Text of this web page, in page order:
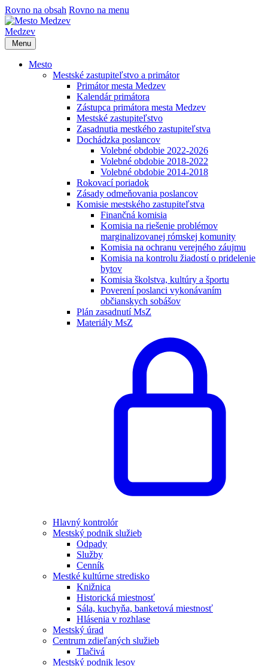
Rovno na obsah Rovno na menu
Medzev
Menu
Mesto
Mestské zastupiteľstvo a primátor
Primátor mesta Medzev
Kalendár primátora
Zástupca primátora mesta Medzev
Mestské zastupiteľstvo
Zasadnutia mestkého zastupiteľstva
Dochádzka poslancov
Volebné obdobie 2022-2026
Volebné obdobie 2018-2022
Volebné obdobie 2014-2018
Rokovací poriadok
Zásady odmeňovania poslancov
Komisie mestského zastupiteľstva
Finančná komisia
Komisia na riešenie problémov
marginalizovanej rómskej komunity
Komisia na ochranu verejného záujmu
Komisia na kontrolu žiadostí o pridelenie
bytov
Komisia školstva, kultúry a športu
Poverení poslanci vykonávaním
občianskych sobášov
Plán zasadnutí MsZ
Materiály MsZ
Hlavný kontrolór
Mestský podnik služieb
Odpady
Služby
Cenník
Mestké kultúrne stredisko
Knižnica
Historická miestnosť
Sála, kuchyňa, banketová miestnosť
Hlásenia v rozhlase
Mestský úrad
Centrum zdieľaných služieb
Tlačivá
Mestský podnik lesov